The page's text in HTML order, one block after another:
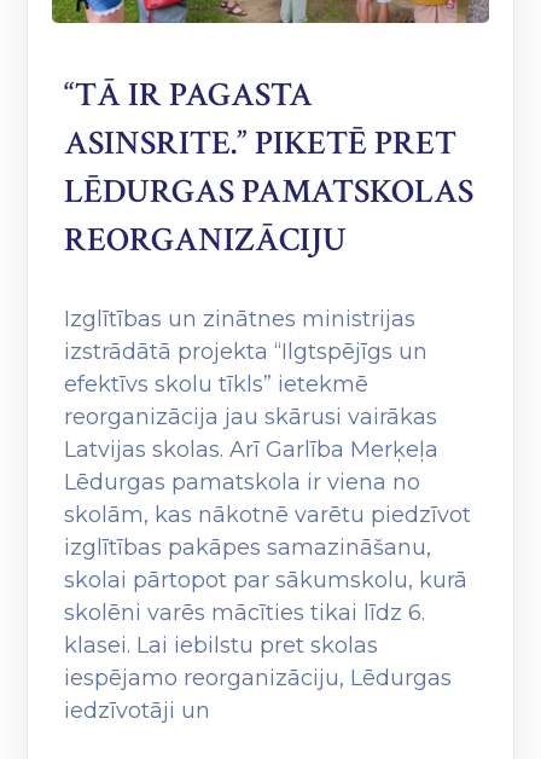
“TĀ IR PAGASTA
ASINSRITE.” PIKETĒ PRET
LĒDURGAS PAMATSKOLAS
REORGANIZĀCIJU
Izglītības un zinātnes ministrijas
izstrādātā projekta “Ilgtspējīgs un
efektīvs skolu tīkls” ietekmē
reorganizācija jau skārusi vairākas
Latvijas skolas. Arī Garlība Merķeļa
Lēdurgas pamatskola ir viena no
skolām, kas nākotnē varētu piedzīvot
izglītības pakāpes samazināšanu,
skolai pārtopot par sākumskolu, kurā
skolēni varēs mācīties tikai līdz 6.
klasei. Lai iebilstu pret skolas
iespējamo reorganizāciju, Lēdurgas
iedzīvotāji un